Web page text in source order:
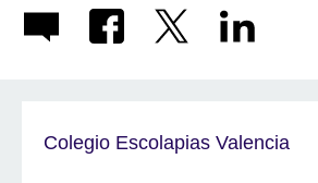
Colegio Escolapias Valencia